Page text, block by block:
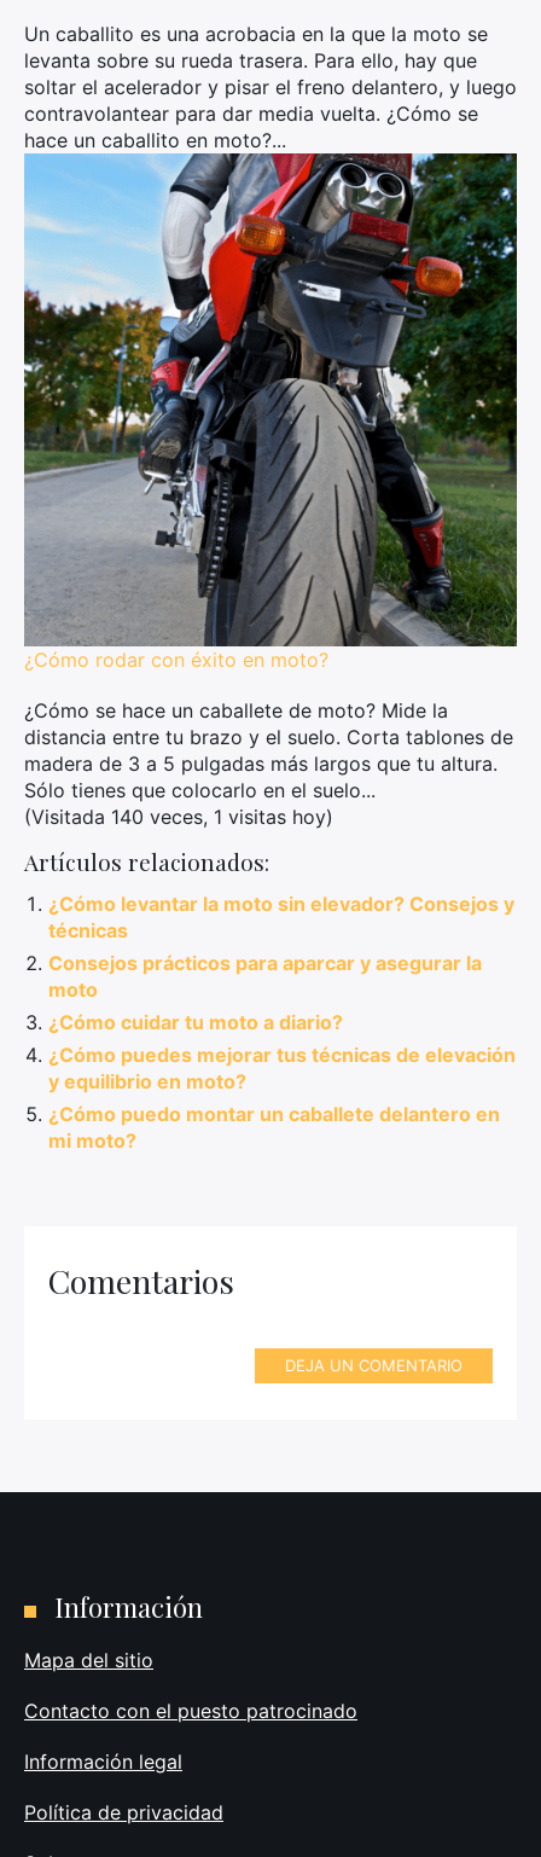
Un caballito es una acrobacia en la que la moto se
levanta sobre su rueda trasera. Para ello, hay que
soltar el acelerador y pisar el freno delantero, y luego
contravolantear para dar media vuelta. ¿Cómo se
hace un caballito en moto?...
¿Cómo rodar con éxito en moto?
¿Cómo se hace un caballete de moto? Mide la
distancia entre tu brazo y el suelo. Corta tablones de
madera de 3 a 5 pulgadas más largos que tu altura.
Sólo tienes que colocarlo en el suelo...
(Visitada 140 veces, 1 visitas hoy)
Artículos relacionados:
¿Cómo levantar la moto sin elevador? Consejos y
técnicas
Consejos prácticos para aparcar y asegurar la
moto
¿Cómo cuidar tu moto a diario?
¿Cómo puedes mejorar tus técnicas de elevación
y equilibrio en moto?
¿Cómo puedo montar un caballete delantero en
mi moto?
Comentarios
DEJA UN COMENTARIO
Información
Mapa del sitio
Contacto con el puesto patrocinado
Información legal
Política de privacidad